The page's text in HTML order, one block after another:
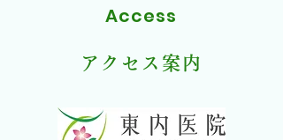
Access
アクセス案内